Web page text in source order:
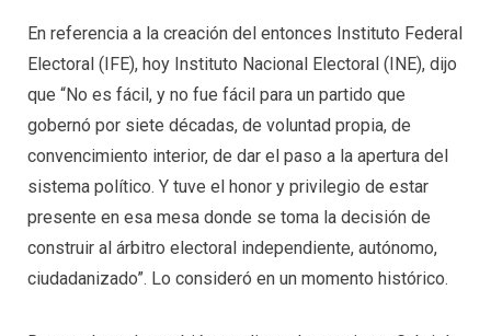
En referencia a la creación del entonces Instituto Federal
Electoral (IFE), hoy Instituto Nacional Electoral (INE), dijo
que “No es fácil, y no fue fácil para un partido que
gobernó por siete décadas, de voluntad propia, de
convencimiento interior, de dar el paso a la apertura del
sistema político. Y tuve el honor y privilegio de estar
presente en esa mesa donde se toma la decisión de
construir al árbitro electoral independiente, autónomo,
ciudadanizado”. Lo consideró en un momento histórico.